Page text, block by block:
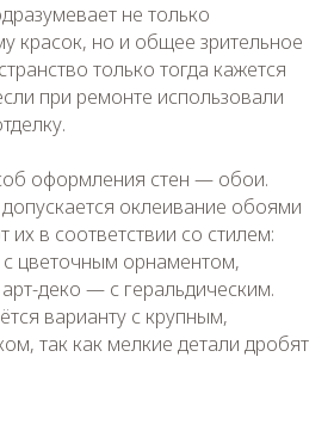
не только
красок, но и общее зрительное
только тогда кажется
при ремонте использовали
оформления стен — обои.
оклеивание обоями
их в соответствии со стилем:
цветочным орнаментом,
деко — с геральдическим.
варианту с крупным,
так как мелкие детали дробят